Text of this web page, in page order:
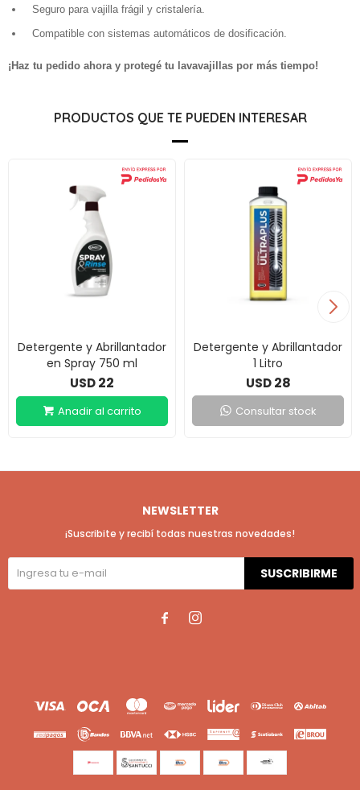
Seguro para vajilla frágil y cristalería.
Compatible con sistemas automáticos de dosificación.
¡Haz tu pedido ahora y protegé tu lavavajillas por más tiempo!
PRODUCTOS QUE TE PUEDEN INTERESAR
Detergente y Abrillantador
en Spray 750 ml
USD22
Detergente y Abrillantador
1 Litro
USD 28
Consultar stock
NEWSLETTER
¡Suscribite y recibí todas nuestras novedades!
SUSCRIBIRME
 